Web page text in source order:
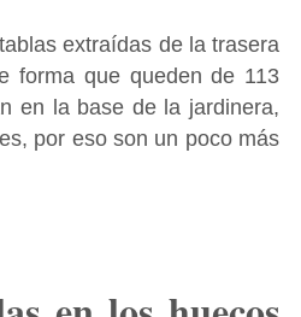
extraídas de la trasera
forma que queden de 113
en la base de la jardinera,
por eso son un poco más